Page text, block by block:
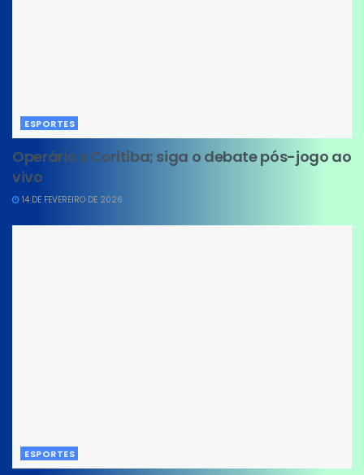
ESPORTES
Operário x Coritiba; siga o debate pós-jogo ao
vivo
14 DE FEVEREIRO DE 2026
ESPORTES